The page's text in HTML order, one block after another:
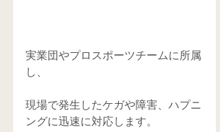
実業団やプロスポーツチームに所属
し、
現場で発生したケガや障害、ハプニ
ングに迅速に対応します。